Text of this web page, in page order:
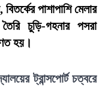
পাশাপাশি মেলার
চুড়ি-গহনার পসরা
হয়।
ট্রান্সপোর্ট চত্বরে